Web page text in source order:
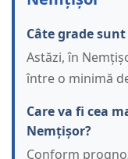
Câte grade
Astăzi, în
între o minimă
Care va fi cea
Nemțișor?
Conform